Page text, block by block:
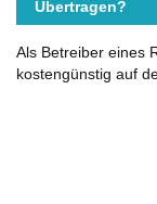
Übertragen?
Als Betreiber eines
kostengünstig auf